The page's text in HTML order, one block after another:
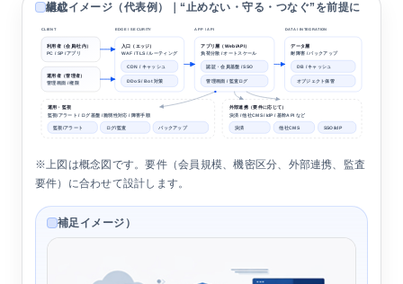
構成イメージ（代表例）｜“止めない・守る・つなぐ”を前提に組む
CLIENT EDGE / SECURITY APP / API DATA / INTEGRATION
利用者（会員/社内）
PC / SP / アプリ
運用者（管理者）
管理画面 / 権限
入口（エッジ）
WAF / TLS / ルーティング
CDN / キャッシュ
DDoS / Bot 対策
アプリ層（Web/API）
負荷分散 / オートスケール
認証・会員基盤 / SSO
管理画面 / 監査ログ
データ層
耐障害 / バックアップ
DB / キャッシュ
オブジェクト保管
外部連携（要件に応じて）
決済 / 他社CMS / IdP / 基幹API など
決済 他社CMS SSO/IdP
運用・監視
監視/アラート / ログ基盤 / 脆弱性対応 / 障害手順
監視/アラート ログ/監査 バックアップ
※上図は概念図です。要件（会員規模、機密区分、外部連携、監査
要件）に合わせて設計します。
補足イメージ）